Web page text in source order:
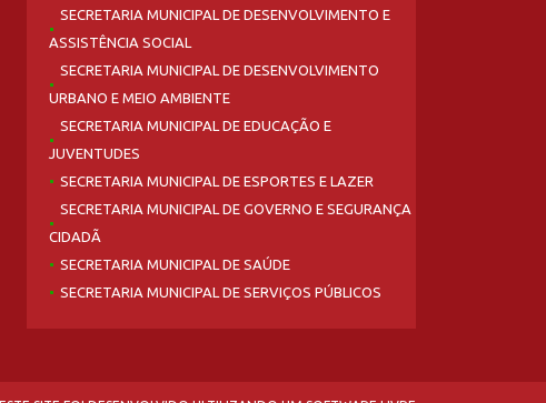
SECRETARIA MUNICIPAL DE DESENVOLVIMENTO E
ASSISTÊNCIA SOCIAL
SECRETARIA MUNICIPAL DE DESENVOLVIMENTO
URBANO E MEIO AMBIENTE
SECRETARIA MUNICIPAL DE EDUCAÇÃO E
JUVENTUDES
SECRETARIA MUNICIPAL DE ESPORTES E LAZER
SECRETARIA MUNICIPAL DE GOVERNO E SEGURANÇA
CIDADÃ
SECRETARIA MUNICIPAL DE SAÚDE
SECRETARIA MUNICIPAL DE SERVIÇOS PÚBLICOS